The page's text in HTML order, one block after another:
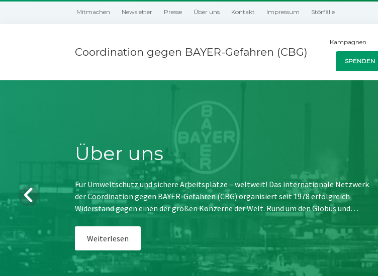
Mitmachen Newsletter Presse Über uns Kontakt Impressum Störfälle
Coordination gegen BAYER-Gefahren (CBG)
Kampagnen
SPENDEN
Über uns
Für Umweltschutz und sichere Arbeitsplätze – weltweit! Das internationale Netzwerk
der Coordination gegen BAYER-Gefahren (CBG) organisiert seit 1978 erfolgreich
Widerstand gegen einen der großen Konzerne der Welt. Rund um den Globus und…
Weiterlesen